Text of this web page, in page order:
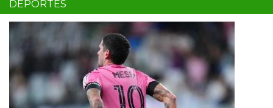
DEPORTES